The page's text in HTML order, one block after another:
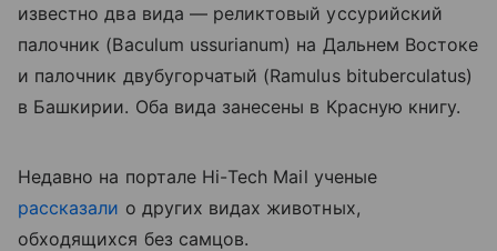
известно два вида — реликтовый уссурийский
палочник (Baculum ussurianum) на Дальнем Востоке
и палочник двубугорчатый (Ramulus bituberculatus)
в Башкирии. Оба вида занесены в Красную книгу.
Недавно на портале Hi-Tech Mail ученые
рассказали о других видах животных,
обходящихся без самцов.